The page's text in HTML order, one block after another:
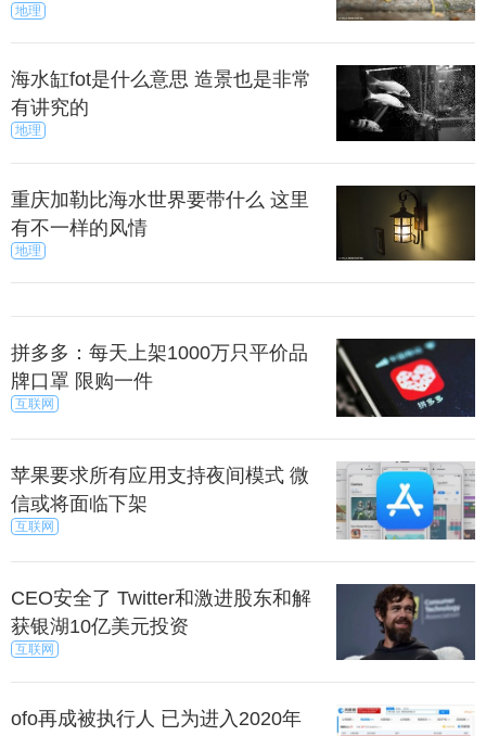
地理
海水缸fot是什么意思 造景也是非常
有讲究的
地理
重庆加勒比海水世界要带什么 这里
有不一样的风情
地理
拼多多：每天上架1000万只平价品
牌口罩 限购一件
互联网
苹果要求所有应用支持夜间模式 微
信或将面临下架
互联网
CEO安全了 Twitter和激进股东和解
获银湖10亿美元投资
互联网
ofo再成被执行人 已为进入2020年